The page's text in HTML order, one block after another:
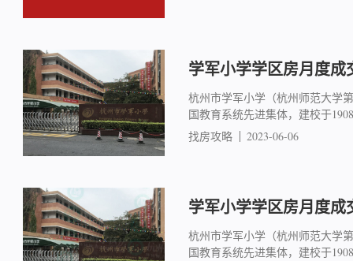
学军小学学区房月度
杭州市学军小学（杭州师范大学
国教育系统先进集体，建校于
找房攻略
2023-06-06
学军小学学区房月度
杭州市学军小学（杭州师范大学
国教育系统先进集体，建校于